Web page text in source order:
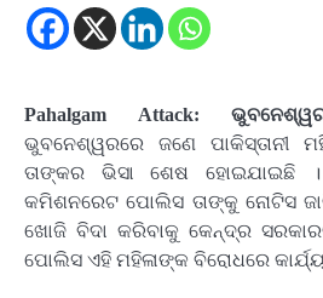
Pahalgam Attack:
ଭୁବନେଶ୍ୱରରେ ଜଣେ ପାକିସ୍ତାନୀ
ତାଙ୍କର ଭିସା ଶେଷ ହୋଇଯାଇଛି
କମିଶନରେଟ ପୋଲିସ ତାଙ୍କୁ ନୋଟିସ
ଖୋଜି ବିଦା କରିବାକୁ କେନ୍ଦ୍ର
ପୋଲିସ ଏହି ମହିଳାଙ୍କ ବିରୋଧରେ